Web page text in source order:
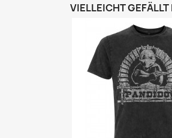
VIELLEICHT